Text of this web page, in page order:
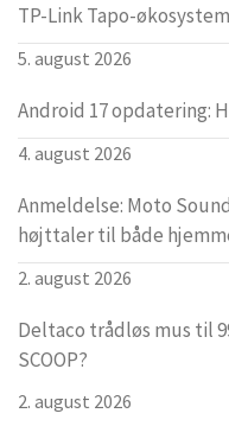
TP-Link Tapo-
5. august 2026
Android 17 opdatering:
4. august 2026
Anmeldelse: Moto
højttaler til både
2. august 2026
Deltaco trådløs mus til
SCOOP?
2. august 2026